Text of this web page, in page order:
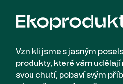
Vznikli jsme s jasným
produkty, které vám udělají
svou chutí, pobaví svým